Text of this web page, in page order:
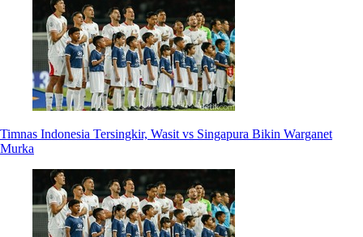
Timnas Indonesia Tersingkir, Wasit vs Singapura Bikin Warganet
Murka